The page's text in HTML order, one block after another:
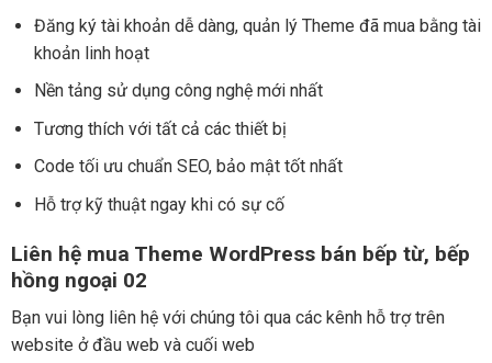
Đăng ký tài khoản dễ dàng, quản lý Theme đã mua bằng tài
khoản linh hoạt
Nền tảng sử dụng công nghệ mới nhất
Tương thích với tất cả các thiết bị
Code tối ưu chuẩn SEO, bảo mật tốt nhất
Hỗ trợ kỹ thuật ngay khi có sự cố
Liên hệ mua Theme WordPress bán bếp từ, bếp
hồng ngoại 02
Bạn vui lòng liên hệ với chúng tôi qua các kênh hỗ trợ trên
website ở đầu web và cuối web